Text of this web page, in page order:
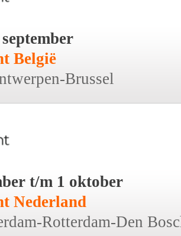
België
Brussel
t/m 1 oktober
Nederland
Rotterdam-Den